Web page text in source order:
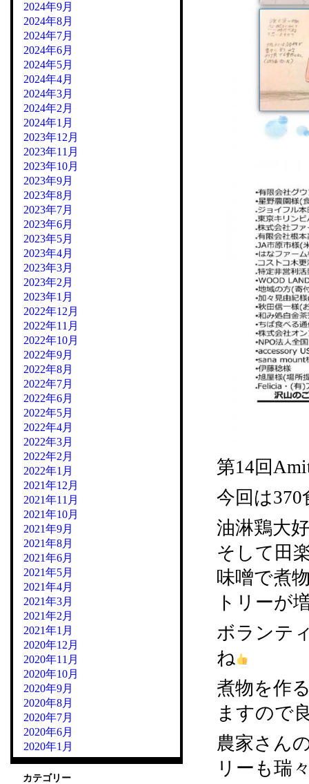
第14回
今回は
油淋鶏大
そして田
味噌で煮
トリーが
ボランテ
ね
煮物を作
ますので
農家さん
リーも瑞
2024年9月
2024年8月
2024年7月
2024年6月
2024年5月
2024年4月
2024年3月
2024年2月
2024年1月
2023年12月
2023年11月
2023年10月
2023年9月
2023年8月
2023年7月
2023年6月
2023年5月
2023年4月
2023年3月
2023年2月
2023年1月
2022年12月
2022年11月
2022年10月
2022年9月
2022年8月
2022年7月
2022年6月
2022年5月
2022年4月
2022年3月
2022年2月
2022年1月
2021年12月
2021年11月
2021年10月
2021年9月
2021年8月
2021年6月
2021年5月
2021年4月
2021年3月
2021年2月
2021年1月
2020年12月
2020年11月
2020年10月
2020年9月
2020年8月
2020年7月
2020年6月
2020年1月
カテゴリー